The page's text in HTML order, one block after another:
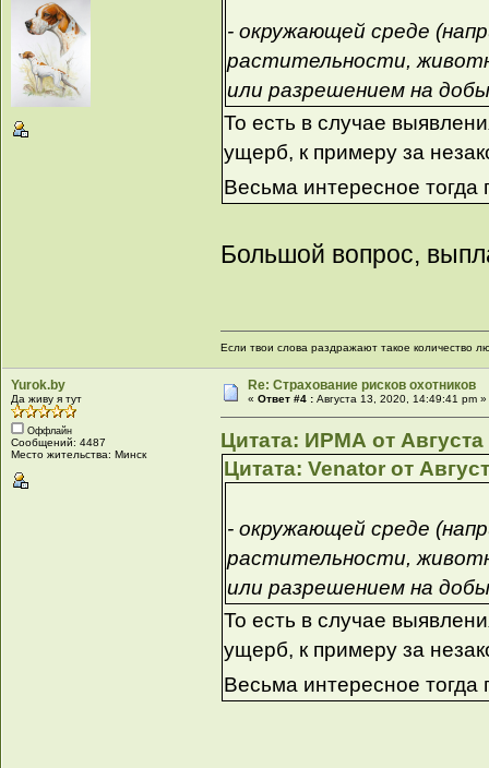
- окружающей среде
растительности,
или разрешением на
То есть в случае
ущерб, к примеру за
Весьма интересное
Большой вопрос,
Если твои слова раздражают такое количество
Yurok.by
Да живу я тут
Оффлайн
Сообщений: 4487
Место жительства: Минск
Re: Страхование рисков охотников
«Ответ #4 : Августа 13, 2020, 14:49:41 pm »
Цитата: ИРМА от Августа
Цитата: Venator от
- окружающей среде
растительности,
или разрешением на
То есть в случае
ущерб, к примеру за
Весьма интересное